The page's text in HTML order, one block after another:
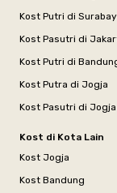
Kost Putri di
Kost Pasutri di
Kost Putri di
Kost Putra di Jogja
Kost Pasutri di Jogja
Kost di Kota Lain
Kost Jogja
Kost Bandung